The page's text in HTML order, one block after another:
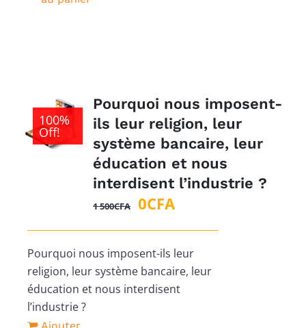
100%
Off!
Pourquoi nous imposent-
ils leur religion, leur
système bancaire, leur
éducation et nous
interdisent l’industrie ?
1 500CFA
Le
initial
était :
1
0CFALe
actuel
est :
0CFA.
Pourquoi nous imposent-ils leur
religion, leur système bancaire, leur
éducation et nous interdisent
l’industrie ?